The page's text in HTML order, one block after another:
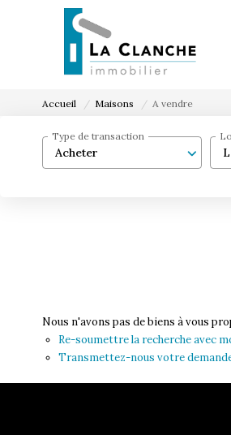
Accueil Maisons A vendre
Acheter
Type de transaction
Nous n'avons pas de biens à vous
Re-soumettre la recherche avec
Transmettez-nous votre